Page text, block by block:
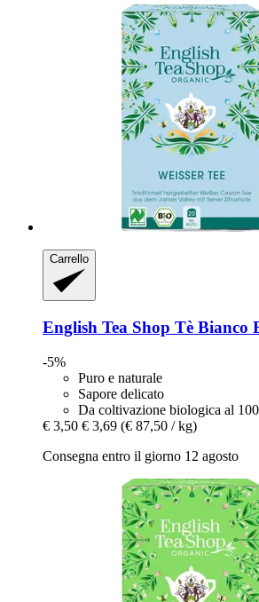
Carrello
English Tea Shop Tè Bianco
-5%
Puro e naturale
Sapore delicato
Da coltivazione biologica al
€ 3,50 € 3,69 (€ 87,50 / kg)
Consegna entro il giorno 12 agosto